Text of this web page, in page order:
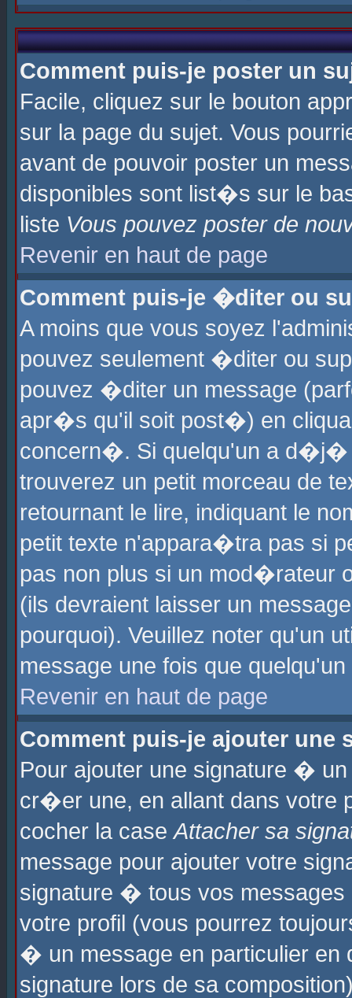
Comment puis-je poster un
Facile, cliquez sur le bouton
sur la page du sujet. Vous
avant de pouvoir poster un
disponibles sont list�s sur le
liste Vous pouvez poster de
Revenir en haut de page
Comment puis-je �diter ou
A moins que vous soyez
pouvez seulement �diter ou
pouvez �diter un message
apr�s qu'il soit post�) en
concern�. Si quelqu'un a
trouverez un petit morceau de
retournant le lire, indiquant le
petit texte n'appara�tra pas si
pas non plus si un mod�rateur
(ils devraient laisser un
pourquoi). Veuillez noter qu'un
message une fois que
Revenir en haut de page
Comment puis-je ajouter une
Pour ajouter une signature �
cr�er une, en allant dans
cocher la caseAttacher sa
message pour ajouter votre
signature � tous vos
votre profil (vous pourrez
� un message en particulier
signature lors de sa